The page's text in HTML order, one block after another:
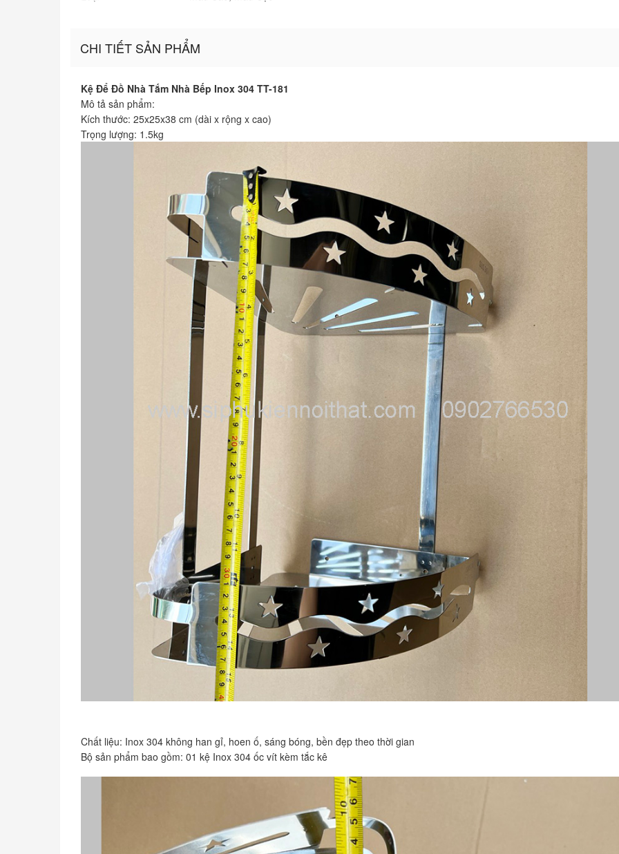
CHI TIẾT SẢN PHẨM
Kệ Để Đồ Nhà Tắm Nhà Bếp Inox 304 TT-181
Mô tả sản phẩm:
Kích thước: 25x25x38 cm (dài x rộng x cao)
Trọng lượng: 1.5kg
Chất liệu: Inox 304 không han gỉ, hoen ố, sáng bóng, bền đẹp theo thời gian
Bộ sản phẩm bao gồm: 01 kệ Inox 304 ốc vít kèm tắc kê